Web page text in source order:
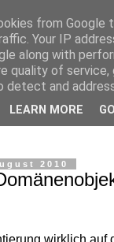
Think
aus
2010
wirklich auf
from Google
Your IP
along with
quality of service,
and
LEARN MORE